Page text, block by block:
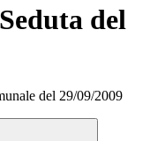
del
del 29/09/2009